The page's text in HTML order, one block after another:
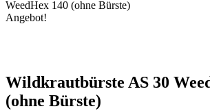
WeedHex 140 (ohne Bürste)
Angebot!
Wildkrautbürste AS 30
(ohne Bürste)